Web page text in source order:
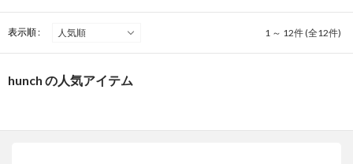
表示順 : 1 ～ 12件 (全12件)
hunch の人気アイテム